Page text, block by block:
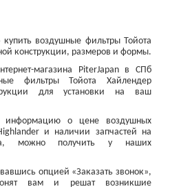
задние
от 1 200 ₽
воздушные фильтры Тойота
конструкции, размеров и формы.
магазина PiterJapan в СПб
фильтры Тойота Хайлендер
для установки на ваш
информацию о цене воздушных
и наличии запчастей на
можно получить у наших
опцией «Заказать звонок»,
вам и решат возникшие